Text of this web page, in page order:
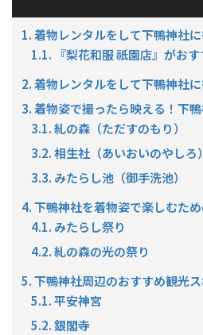
1. 着物レンタルをして下鴨神社
1.1. 『梨花和服 祇園店』がお
2. 着物レンタルをして下鴨神社
3. 着物姿で撮ったら映える！下
3.1. 糺の森（ただすのもり）
3.2. 相生社（あいおいのやしろ）
3.3. みたらし池（御手洗池）
4. 下鴨神社を着物姿で楽しむた
4.1. みたらし祭り
4.2. 糺の森の光の祭り
5. 下鴨神社周辺のおすすめ観光
5.1. 平安神宮
5.2. 銀閣寺